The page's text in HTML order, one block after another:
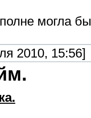
могла
2010, 15:56]